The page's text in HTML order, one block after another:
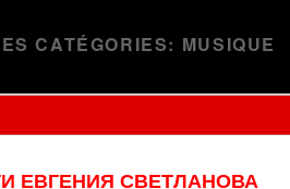
CATÉGORIES: MUSIQUE
ЕВГЕНИЯ СВЕТЛАНОВА